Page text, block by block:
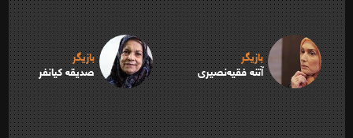
بازیگر
آتنه فقیه‌نصیری
بازیگر
صدیقه کیانفر